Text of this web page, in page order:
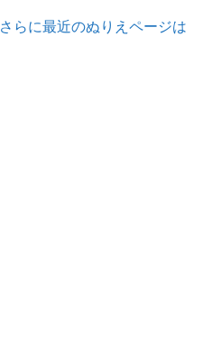
さらに最近のぬりえページは